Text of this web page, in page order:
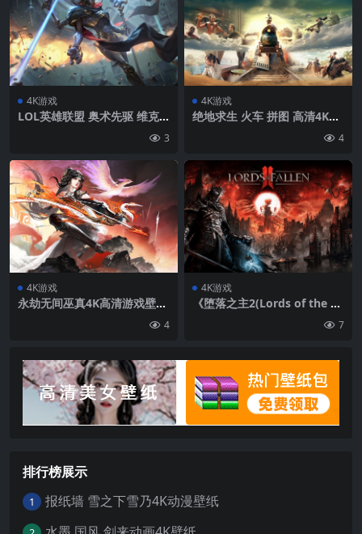
4K游戏
LOL英雄联盟 奥术先驱 维克
3
4K游戏
绝地求生 火车 拼图 高清4K游
4
4K游戏
永劫无间巫真4K高清游戏壁纸
4
4K游戏
《堕落之主2(Lords of the Fa
7
排行榜展示
1 报纸墙 雪之下雪乃4K动漫壁纸